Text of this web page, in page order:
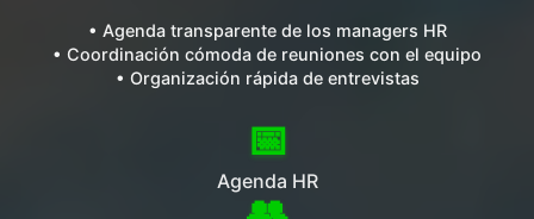
• Agenda transparente de los managers HR
• Coordinación cómoda de reuniones con el equipo
• Organización rápida de entrevistas
📅
Agenda HR